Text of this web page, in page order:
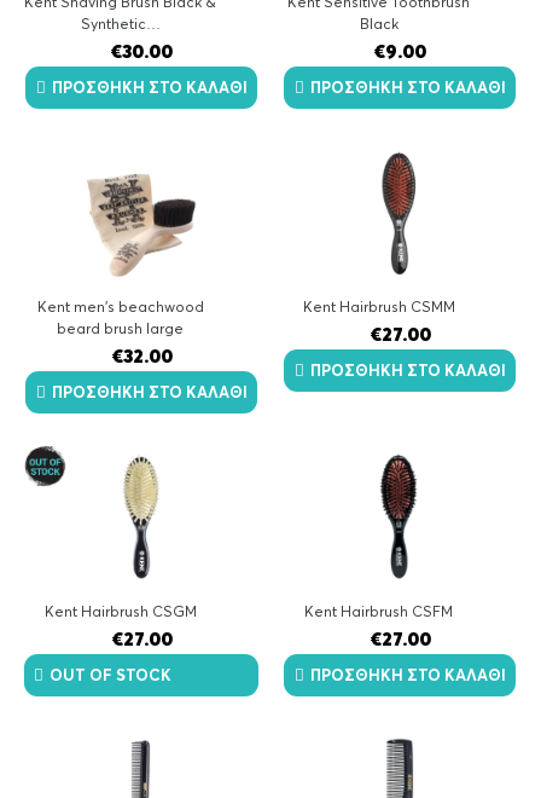
Kent Shaving Brush Black &
Synthetic…
€30.00
ΠΡΟΣΘΉΚΗ ΣΤΟ ΚΑΛΆΘΙ
Kent Sensitive Toothbrush
Black
€9.00
ΠΡΟΣΘΉΚΗ ΣΤΟ ΚΑΛΆΘΙ
Kent men’s beachwood
beard brush large
€32.00
ΠΡΟΣΘΉΚΗ ΣΤΟ ΚΑΛΆΘΙ
Kent Hairbrush CSMM
€27.00
ΠΡΟΣΘΉΚΗ ΣΤΟ ΚΑΛΆΘΙ
Kent Hairbrush CSGM
€27.00
OUT OF STOCK
Kent Hairbrush CSFM
€27.00
ΠΡΟΣΘΉΚΗ ΣΤΟ ΚΑΛΆΘΙ